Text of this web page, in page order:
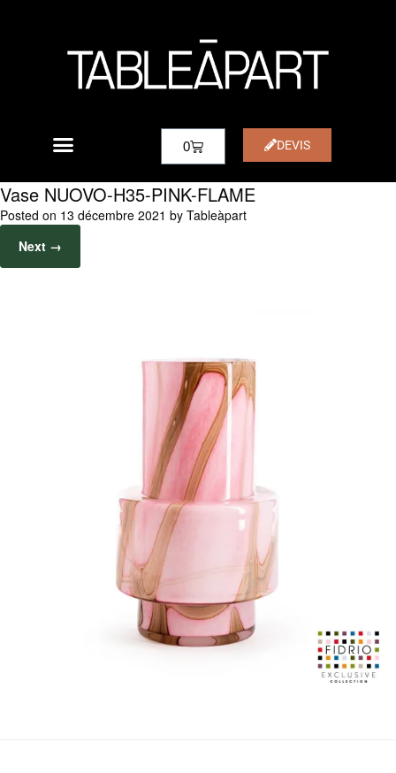
0 DEVIS
Vase NUOVO-H35-PINK-FLAME
Posted on 13 décembre 2021 by Tableàpart
Next →